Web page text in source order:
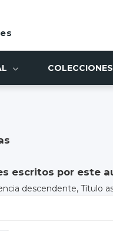
COLECCIONES
escritos por este
descendente, Título